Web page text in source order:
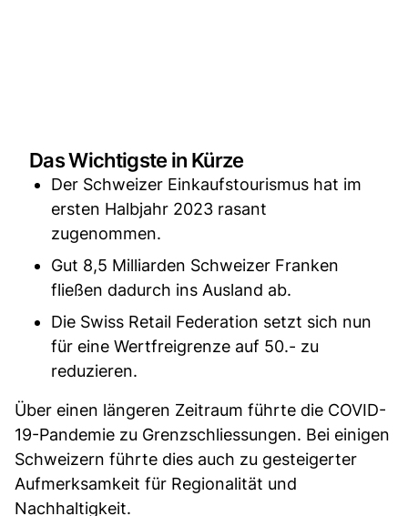
Das Wichtigste in Kürze
Der Schweizer Einkaufstourismus hat im
ersten Halbjahr 2023 rasant
zugenommen.
Gut 8,5 Milliarden Schweizer Franken
fließen dadurch ins Ausland ab.
Die Swiss Retail Federation setzt sich nun
für eine Wertfreigrenze auf 50.- zu
reduzieren.
Über einen längeren Zeitraum führte die COVID-
19-Pandemie zu Grenzschliessungen. Bei einigen
Schweizern führte dies auch zu gesteigerter
Aufmerksamkeit für Regionalität und
Nachhaltigkeit.